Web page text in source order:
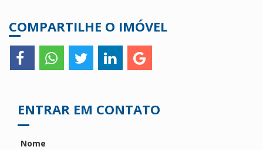
COMPARTILHE O IMÓVEL
ENTRAR EM CONTATO
Nome